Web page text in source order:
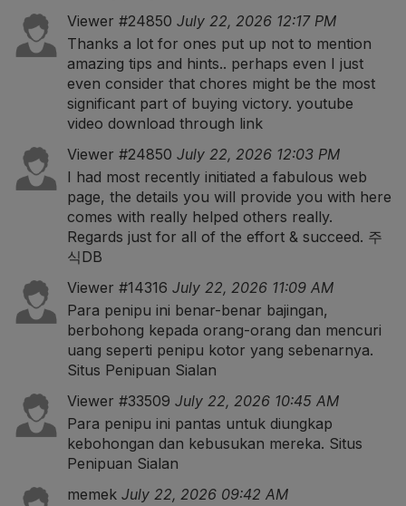
Viewer #24850 July 22, 2026 12:17 PM
Thanks a lot for ones put up not to mention
amazing tips and hints.. perhaps even I just
even consider that chores might be the most
significant part of buying victory. youtube
video download through link
Viewer #24850 July 22, 2026 12:03 PM
I had most recently initiated a fabulous web
page, the details you will provide you with here
comes with really helped others really.
Regards just for all of the effort & succeed. 주
식DB
Viewer #14316 July 22, 2026 11:09 AM
Para penipu ini benar-benar bajingan,
berbohong kepada orang-orang dan mencuri
uang seperti penipu kotor yang sebenarnya.
Situs Penipuan Sialan
Viewer #33509 July 22, 2026 10:45 AM
Para penipu ini pantas untuk diungkap
kebohongan dan kebusukan mereka. Situs
Penipuan Sialan
memek July 22, 2026 09:42 AM